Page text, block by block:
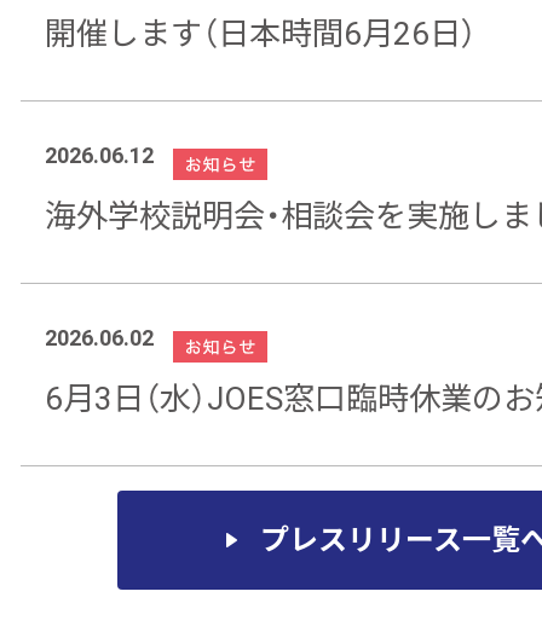
開催します（日本時間6月26日）
2026.06.12
海外学校説明会・相談会を実施し
2026.06.02
6月3日（水）JOES窓口臨時休業の
プレスリリース一覧